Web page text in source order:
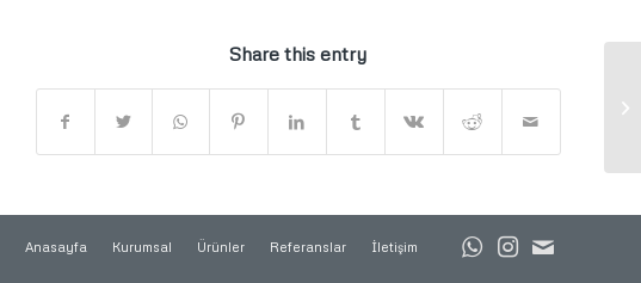
Share this entry
Anasayfa Kurumsal Ürünler Referanslar İletişim